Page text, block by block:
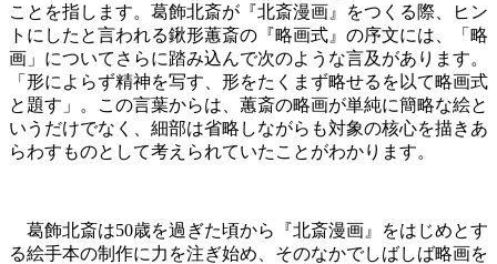
ことを指します。葛飾北斎が『北斎漫画』をつくる際、ヒン
トにしたと言われる鍬形蕙斎の『略画式』の序文には、「略
画」についてさらに踏み込んで次のような言及があります。
「形によらず精神を写す、形をたくまず略せるを以て略画式
と題す」。この言葉からは、蕙斎の略画が単純に簡略な絵と
いうだけでなく、細部は省略しながらも対象の核心を描きあ
らわすものとして考えられていたことがわかります。
葛飾北斎は50歳を過ぎた頃から『北斎漫画』をはじめとす
る絵手本の制作に力を注ぎ始め、そのなかでしばしば略画を